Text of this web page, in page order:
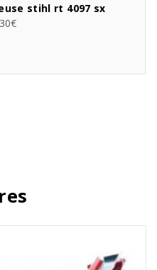
stihl rt 4097 sx
€